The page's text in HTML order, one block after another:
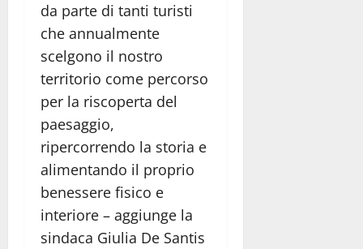
da parte di tanti turisti
che annualmente
scelgono il nostro
territorio come percorso
per la riscoperta del
paesaggio,
ripercorrendo la storia e
alimentando il proprio
benessere fisico e
interiore – aggiunge la
sindaca Giulia De Santis